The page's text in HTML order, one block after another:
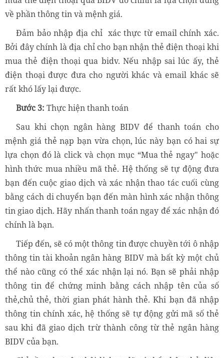
về phần thông tin và mệnh giá.
Đảm bảo nhập địa chỉ xác thực từ email chính xác.
Bởi đây chính là địa chỉ cho bạn nhận thẻ điện thoại khi
mua thẻ điện thoại qua bidv. Nếu nhập sai lúc ấy, thẻ
điện thoại được đưa cho người khác và email khác sẽ
rất khó lấy lại được.
Bước 3: Thực hiện thanh toán
Sau khi chọn ngân hàng BIDV để thanh toán cho
mệnh giá thẻ nạp bạn vừa chọn, lúc này bạn có hai sự
lựa chọn đó là click và chọn mục “Mua thẻ ngay" hoặc
hình thức mua nhiều mã thẻ. Hệ thống sẽ tự động đưa
bạn đến cuộc giao dịch và xác nhận thao tác cuối cùng
bằng cách di chuyển bạn đến màn hình xác nhận thông
tin giao dịch. Hãy nhấn thanh toán ngay để xác nhận đó
chính là bạn.
Tiếp đến, sẽ có một thông tin được chuyền tới ô nhập
thông tin tài khoản ngân hàng BIDV mà bất kỳ một chủ
thể nào cũng có thể xác nhận lại nó. Bạn sẽ phải nhập
thông tin để chứng minh bằng cách nhập tên của số
thẻ,chủ thẻ, thời gian phát hành thẻ. Khi bạn đã nhập
thông tin chính xác, hệ thống sẽ tự động gửi mã số thẻ
sau khi đã giao dịch trừ thành công từ thẻ ngân hàng
BIDV của bạn.